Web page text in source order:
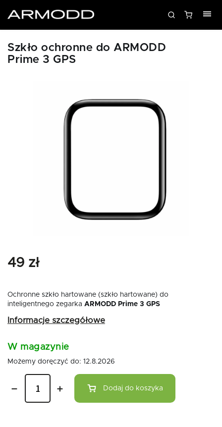
Szkło ochronne do ARMODD
Prime 3 GPS
49 zł
Ochronne szkło hartowane (szkło hartowane) do
inteligentnego zegarka ARMODD Prime 3 GPS
Informacje szczegółowe
W magazynie
Możemy doręczyć do: 12.8.2026
Dodaj do koszyka